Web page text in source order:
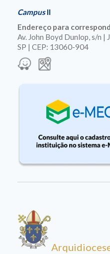
CampusII
Endereço para
Av. John Boyd Dunlop, s/n |
SP | CEP: 13060-904